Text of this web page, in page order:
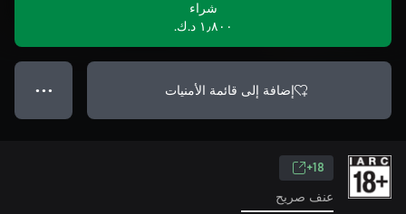
شراء
١٫٨٠٠ د.ك.‏
إضافة إلى قائمة الأمنيات ● ● ●
18+
عنف صريح